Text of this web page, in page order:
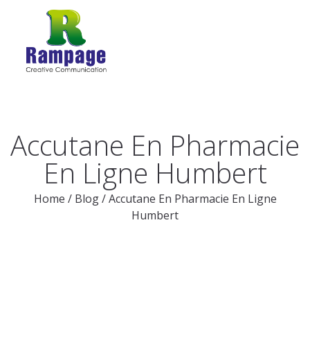
Accutane En Pharmacie
En Ligne Humbert
Home / Blog /Accutane En Pharmacie En Ligne
Humbert